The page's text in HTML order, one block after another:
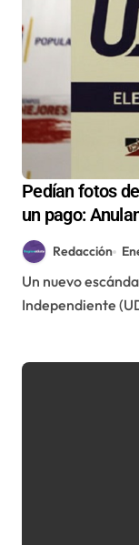
Pedían fotos
un pago:
en Antofagasta
Redacción
Un nuevo escándalo afecta al partido Unión Demócrata
Independiente